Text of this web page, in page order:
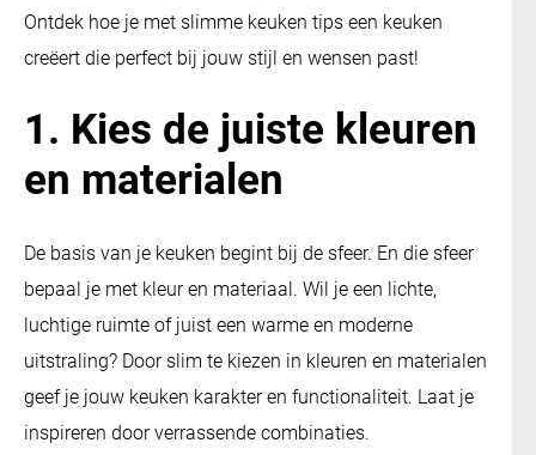
Ontdek hoe je met slimme keuken tips een keuken
creëert die perfect bij jouw stijl en wensen past!
1. Kies de juiste kleuren
en materialen
De basis van je keuken begint bij de sfeer. En die sfeer
bepaal je met kleur en materiaal. Wil je een lichte,
luchtige ruimte of juist een warme en moderne
uitstraling? Door slim te kiezen in kleuren en materialen
geef je jouw keuken karakter en functionaliteit. Laat je
inspireren door verrassende combinaties.